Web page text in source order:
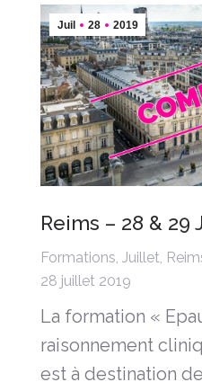
Juil 28 2019
Reims – 28 & 29
Formations Juillet
28 juillet 2019
La formation «
raisonnement
est à destination